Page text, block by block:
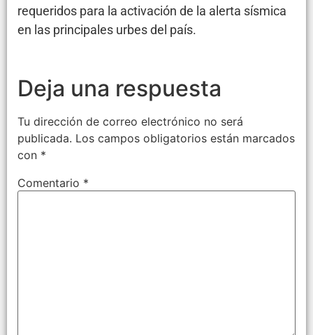
requeridos para la activación de la alerta sísmica
en las principales urbes del país.
Deja una respuesta
Tu dirección de correo electrónico no será
publicada. Los campos obligatorios están marcados
con *
Comentario *